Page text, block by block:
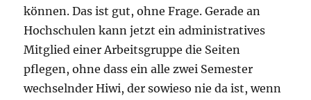
können. Das ist gut, ohne Frage. Gerade an
Hochschulen kann jetzt ein administratives
Mitglied einer Arbeitsgruppe die Seiten
pflegen, ohne dass ein alle zwei Semester
wechselnder Hiwi, der sowieso nie da ist, wenn